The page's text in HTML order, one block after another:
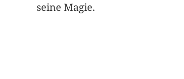
seine Magie.